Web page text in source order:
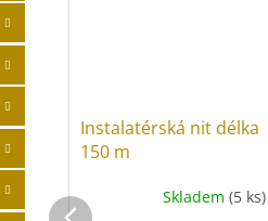
Instalatérská nit délka
150 m
Skladem(5 ks)